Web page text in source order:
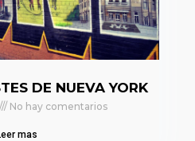
DE NUEVA YORK
No hay comentarios
mas